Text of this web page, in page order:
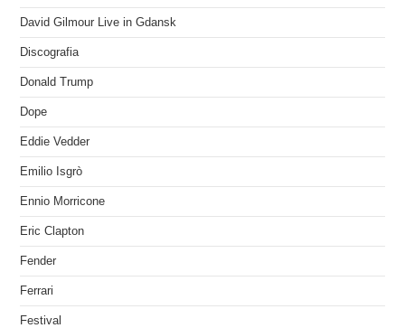
David Gilmour Live in Gdansk
Discografia
Donald Trump
Dope
Eddie Vedder
Emilio Isgrò
Ennio Morricone
Eric Clapton
Fender
Ferrari
Festival